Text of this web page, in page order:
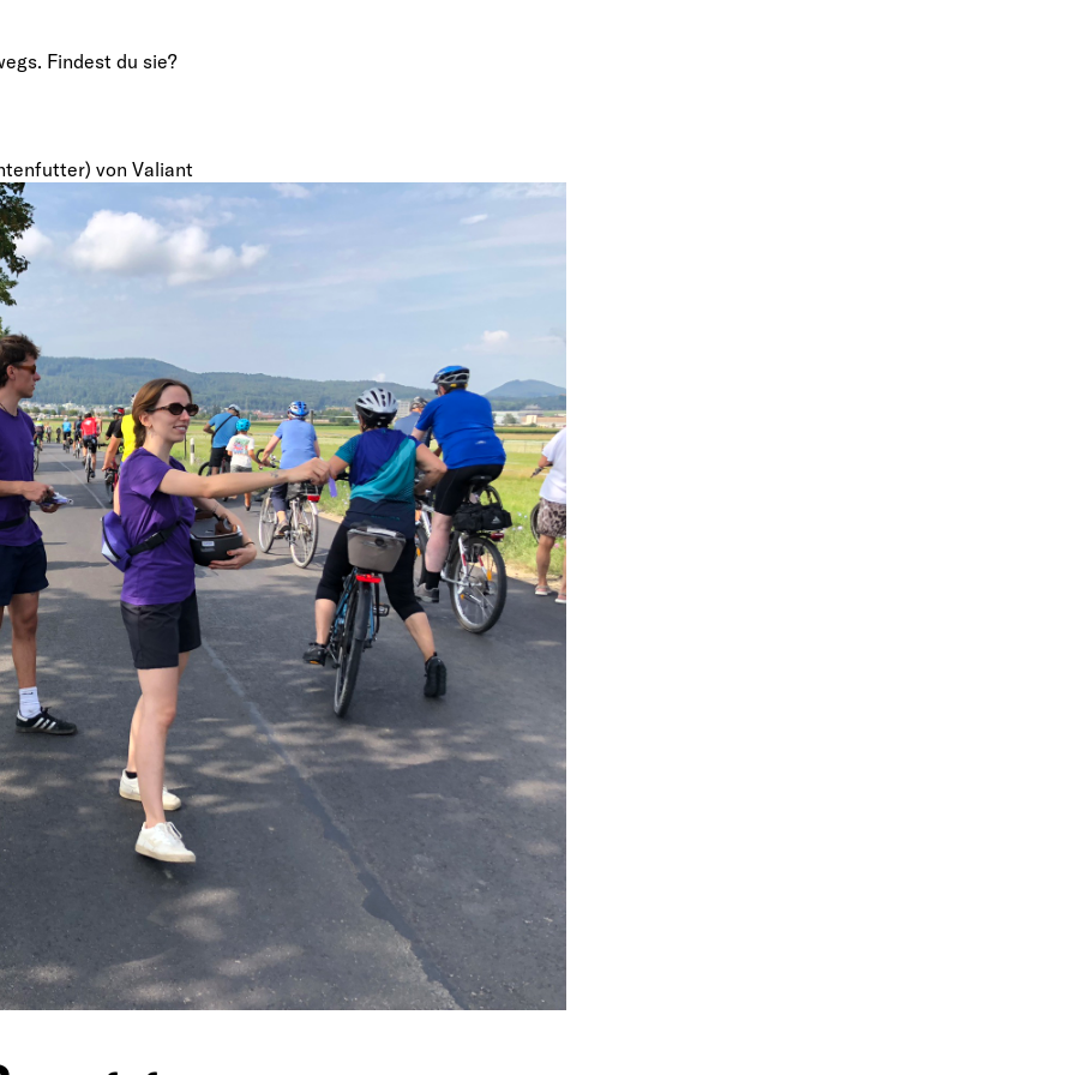
Findest du sie?
von Valiant